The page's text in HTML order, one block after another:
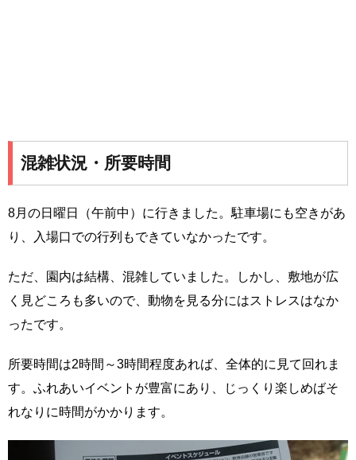
混雑状況・所要時間
8月の日曜日（午前中）に行きました。駐車場にも空きがあ
り、入場口での行列もできていなかったです。
ただ、園内は結構、混雑していました。しかし、敷地が広
く見どころも多いので、動物を見る分にはストレスはなか
ったです。
所要時間は2時間～3時間程度あれば、全体的に見て回れま
す。ふれあいイベントが豊富にあり、じっくり楽しめばそ
れなりに時間がかかります。